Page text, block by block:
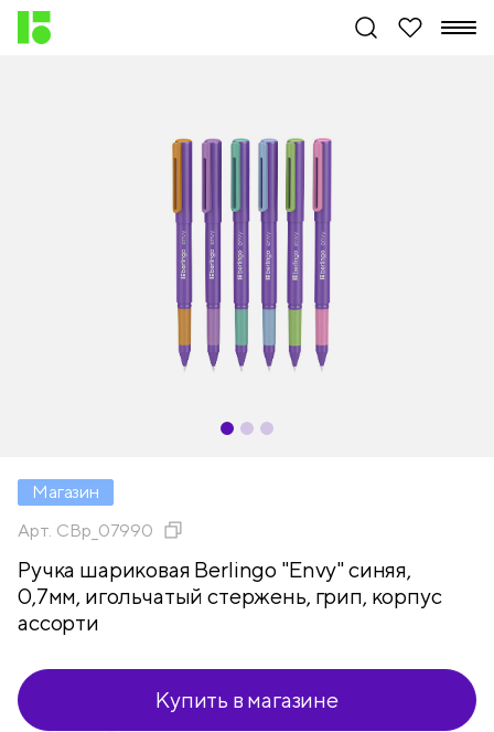
Магазин
Арт. CBp_07990
Ручка шариковая Berlingo "Envy" синяя,
0,7мм, игольчатый стержень, грип, корпус
ассорти
Купить в магазине